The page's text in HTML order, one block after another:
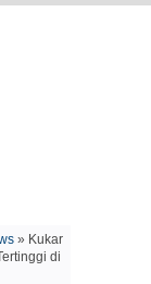
» Kukar
di